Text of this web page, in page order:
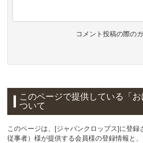
コメント投稿の際の
このページで提供している 「
ついて
このページは、[ジャパンクロップス]に登録
従事者）様が提供する会員様の登録情報と